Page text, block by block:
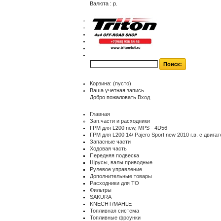
Валюта : р.
$
контакты
карта сайта
Корзина: (пусто)
Ваша учетная запись
Добро пожаловать Вход
Главная
Зап.части и расходники
ГРМ для L200 new, MPS - 4D56
ГРМ для L200 14/ Pajero Sport new 2010 г.в. с
Запасные части
Ходовая часть
Передняя подвеска
Шрусы, валы приводные
Рулевое управление
Дополнительные товары
Расходники для ТО
Фильтры
SAKURA
KNECHT/MAHLE
Топливная система
Топливные фрсунки